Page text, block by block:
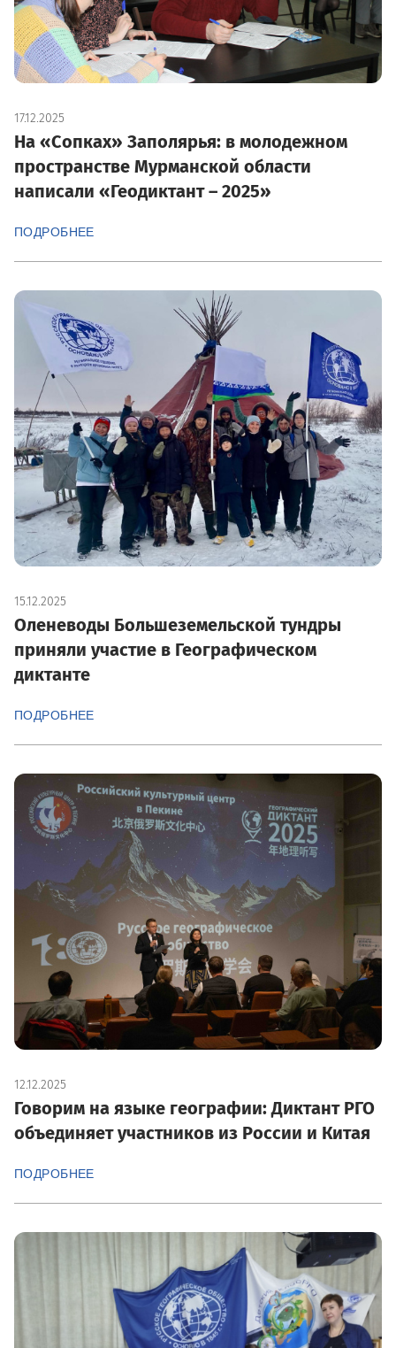
17.12.2025
На «Сопках» Заполярья: в молодежном
пространстве Мурманской области
написали «Геодиктант – 2025»
ПОДРОБНЕЕ
15.12.2025
Оленеводы Большеземельской тундры
приняли участие в Географическом
диктанте
ПОДРОБНЕЕ
12.12.2025
Говорим на языке географии: Диктант РГО
объединяет участников из России и Китая
ПОДРОБНЕЕ